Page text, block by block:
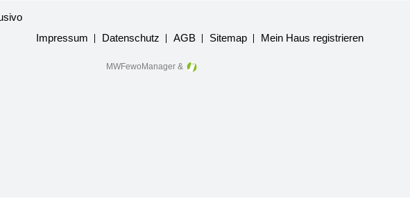
Navigation
Impressum Datenschutz AGB Sitemap Mein Haus registrieren
MWFewoManager &